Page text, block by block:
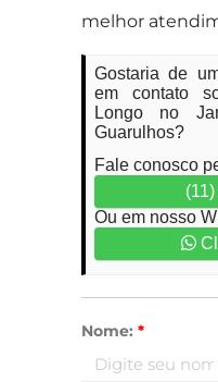
melhor
Gostaria de
em contato
Longo no
Guarulhos?
Fale conosco
Ou em nosso
Nome: *